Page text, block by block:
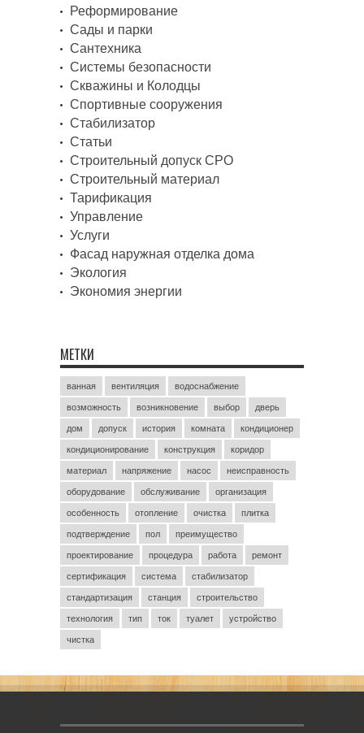
Реформирование
Сады и парки
Сантехника
Системы безопасности
Скважины и Колодцы
Спортивные сооружения
Стабилизатор
Статьи
Строительный допуск СРО
Строительный материал
Тарификация
Управление
Услуги
Фасад наружная отделка дома
Экология
Экономия энергии
МЕТКИ
ванная вентиляция водоснабжение
возможность возникновение выбор дверь
дом допуск история комната кондиционер
кондиционирование конструкция коридор
материал напряжение насос неисправность
оборудование обслуживание организация
особенность отопление очистка плитка
подтверждение пол преимущество
проектирование процедура работа ремонт
сертификация система стабилизатор
стандартизация станция строительство
технология тип ток туалет устройство
чистка